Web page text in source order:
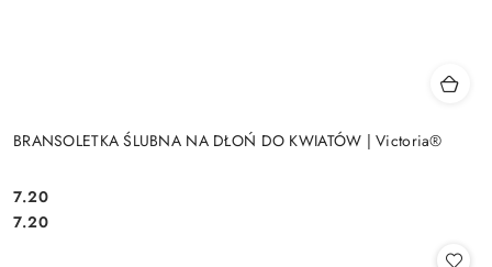
BRANSOLETKA ŚLUBNA NA DŁOŃ DO KWIATÓW | Victoria®
Cena:
7.20
Cena:
7.20